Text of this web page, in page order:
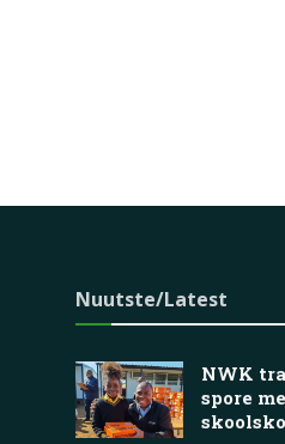
Nuutste/Latest
NWK
spore